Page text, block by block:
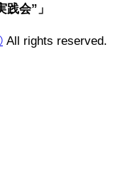
会”」
All rights reserved.